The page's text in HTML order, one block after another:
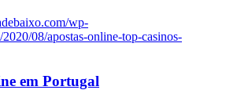
wp-
08/apostas-online-top-casinos-
em Portugal